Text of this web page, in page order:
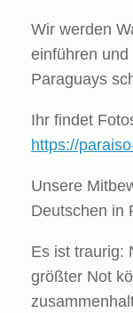
Wir werden
einführen und
Paraguays
Ihr findet
https://
Unsere
Deutschen in
Es ist traurig:
größter Not